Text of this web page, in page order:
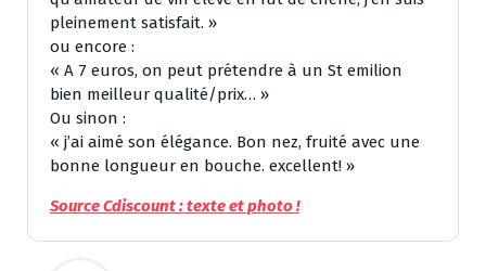
pleinement satisfait. »
ou encore :
« A 7 euros, on peut prétendre à un St emilion
bien meilleur qualité/prix… »
Ou sinon :
« j’ai aimé son élégance. Bon nez, fruité avec une
bonne longueur en bouche. excellent! »
Source Cdiscount : texte et photo !